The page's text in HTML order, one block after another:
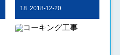
18. 2018-12-20